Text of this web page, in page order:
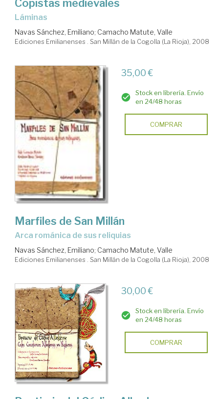
Copistas medievales
láminas
Navas Sánchez, Emiliano; Camacho Matute, Valle
Ediciones Emilianenses . San Millán de la Cogolla (La Rioja), 2008
35,00 €
Stock en librería. Envío
en 24/48 horas
COMPRAR
Marfiles de San Millán
arca románica de sus reliquias
Navas Sánchez, Emiliano; Camacho Matute, Valle
Ediciones Emilianenses . San Millán de la Cogolla (La Rioja), 2008
30,00 €
Stock en librería. Envío
en 24/48 horas
COMPRAR